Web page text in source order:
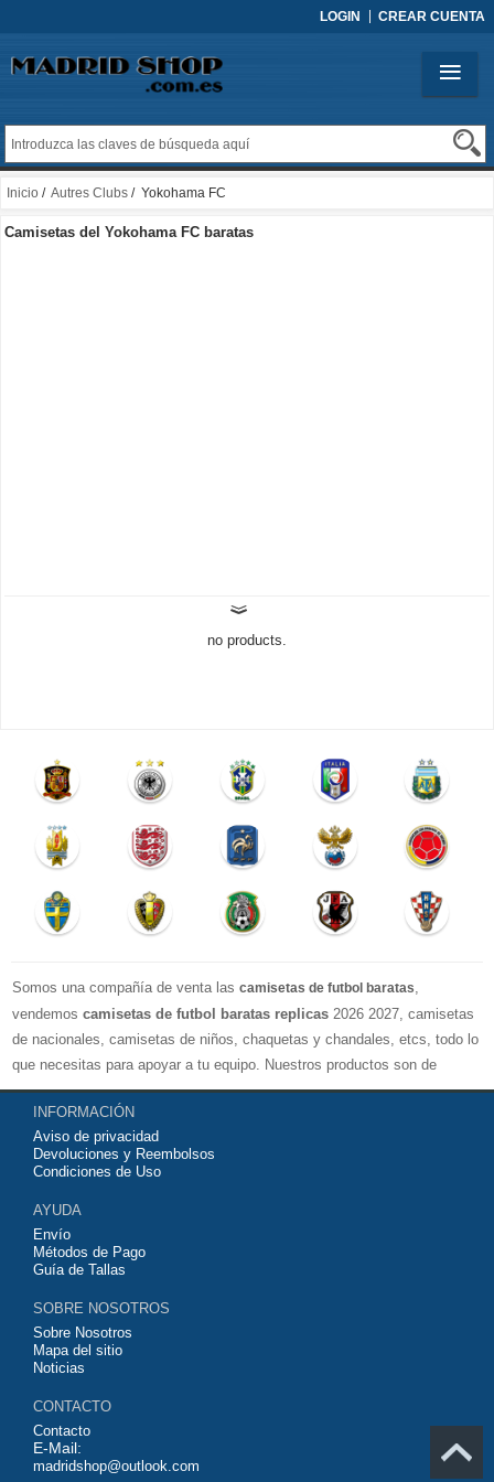
LOGIN CREAR CUENTA
Inicio / Autres Clubs / Yokohama FC
Camisetas del Yokohama FC baratas
no products.
Somos una compañía de venta las camisetas de futbol baratas,
vendemos camisetas de futbol baratas replicas 2026 2027, camisetas
de nacionales, camisetas de niños, chaquetas y chandales, etcs, todo lo
que necesitas para apoyar a tu equipo. Nuestros productos son de
exelente calidad y buen precio. Espero que usted puede estar satisfecho,
Agradecemos sus comentarios y sugerencias.
INFORMACIÓN
Aviso de privacidad
Devoluciones y Reembolsos
Condiciones de Uso
AYUDA
Envío
Métodos de Pago
Guía de Tallas
SOBRE NOSOTROS
Sobre Nosotros
Mapa del sitio
Noticias
CONTACTO
Contacto
E-Mail:
madridshop@outlook.com